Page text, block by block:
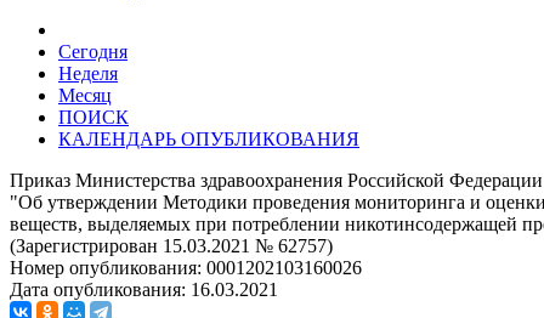
Сегодня
Неделя
Месяц
ПОИСК
КАЛЕНДАРЬ ОПУБЛИКОВАНИЯ
Приказ Министерства здравоохранения Российской
"Об утверждении Методики проведения мониторинга и
веществ, выделяемых при потреблении никотинсодержащей
(Зарегистрирован 15.03.2021 № 62757)
Номер опубликования: 0001202103160026
Дата опубликования: 16.03.2021